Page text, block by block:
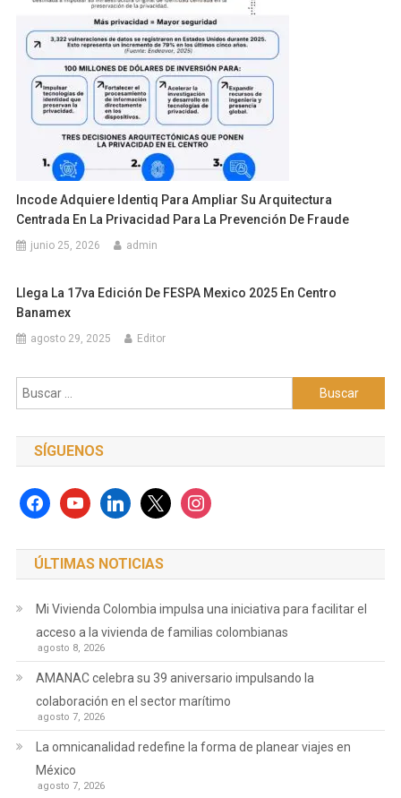
Incode Adquiere Identiq Para Ampliar Su Arquitectura
Centrada En La Privacidad Para La Prevención De Fraude
junio 25, 2026 admin
Llega La 17va Edición De FESPA Mexico 2025 En Centro
Banamex
agosto 29, 2025 Editor
Buscar:
SÍGUENOS
facebookyoutubelinkedinx instagram
ÚLTIMAS NOTICIAS
Mi Vivienda Colombia impulsa una iniciativa para facilitar el
acceso a la vivienda de familias colombianas
agosto 8, 2026
AMANAC celebra su 39 aniversario impulsando la
colaboración en el sector marítimo
agosto 7, 2026
La omnicanalidad redefine la forma de planear viajes en
México
agosto 7, 2026